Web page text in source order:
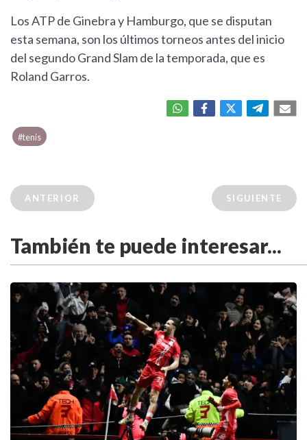
Los ATP de Ginebra y Hamburgo, que se disputan
esta semana, son los últimos torneos antes del inicio
del segundo Grand Slam de la temporada, que es
Roland Garros.
#tenis
ANTERIOR SIGUIENTE
También te puede interesar...